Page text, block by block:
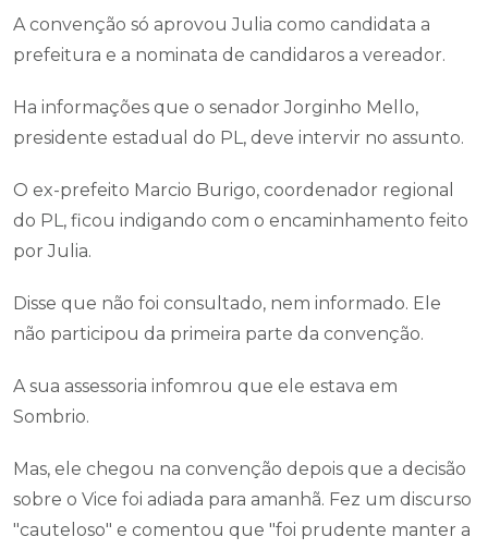
A convenção só aprovou Julia como candidata a
prefeitura e a nominata de candidaros a vereador.
Ha informações que o senador Jorginho Mello,
presidente estadual do PL, deve intervir no assunto.
O ex-prefeito Marcio Burigo, coordenador regional
do PL, ficou indigando com o encaminhamento feito
por Julia.
Disse que não foi consultado, nem informado. Ele
não participou da primeira parte da convenção.
A sua assessoria infomrou que ele estava em
Sombrio.
Mas, ele chegou na convenção depois que a decisão
sobre o Vice foi adiada para amanhã. Fez um discurso
"cauteloso" e comentou que "foi prudente manter a